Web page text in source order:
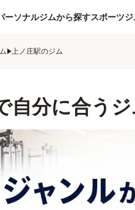
ーソナルジムから探すスポーツ
上ノ庄駅のジム
自分に合う